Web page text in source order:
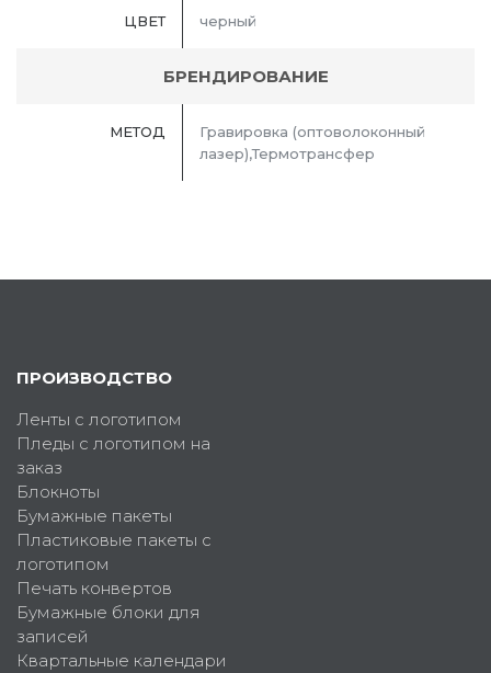
ЦВЕТ черный
БРЕНДИРОВАНИЕ
МЕТОД
Гравировка (оптоволоконный
лазер),Термотрансфер
ПРОИЗВОДСТВО
Ленты с логотипом
Пледы с логотипом на
заказ
Блокноты
Бумажные пакеты
Пластиковые пакеты с
логотипом
Печать конвертов
Бумажные блоки для
записей
Квартальные календари